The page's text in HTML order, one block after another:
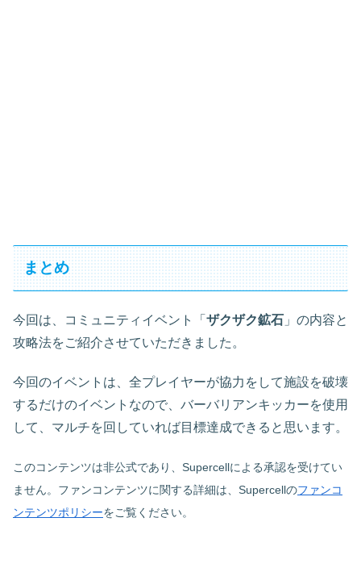
まとめ
今回は、コミュニティイベント「 ザクザク鉱石 」の内容と
攻略法をご紹介させていただきました。
今回のイベントは、全プレイヤーが協力をして施設を破壊
するだけのイベントなので、バーバリアンキッカーを使用
して、マルチを回していれば目標達成できると思います。
このコンテンツは非公式であり、Supercellによる承認を受けてい
ません。ファンコンテンツに関する詳細は、Supercellのファンコ
ンテンツポリシーをご覧ください。